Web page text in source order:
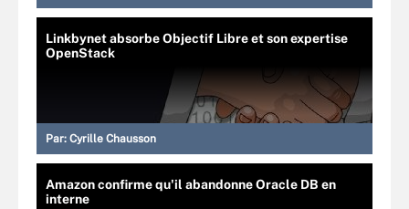
Linkbynet absorbe Objectif Libre et son expertise
OpenStack
Par: Cyrille Chausson
Amazon confirme qu'il abandonne Oracle DB en
interne